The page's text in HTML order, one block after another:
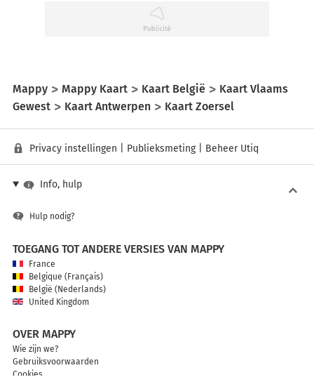
Mappy Mappy Kaart Kaart België
Kaart Vlaams
Gewest
Kaart Antwerpen Kaart Zoersel
Privacy instellingen Publieksmeting| Beheer Utiq
Info, hulp
Hulp nodig?
TOEGANG TOT ANDERE VERSIES VAN MAPPY
France
Belgique (Français)
België (Nederlands)
United Kingdom
OVER MAPPY
Wie zijn we?
Gebruiksvoorwaarden
Cookies